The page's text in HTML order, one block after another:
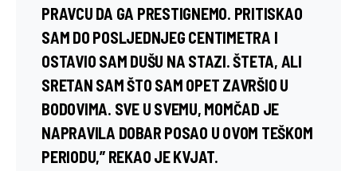
PRAVCU DA GA PRESTIGNEMO. PRITISKAO
SAM DO POSLJEDNJEG CENTIMETRA I
OSTAVIO SAM DUŠU NA STAZI. ŠTETA, ALI
SRETAN SAM ŠTO SAM OPET ZAVRŠIO U
BODOVIMA. SVE U SVEMU, MOMČAD JE
NAPRAVILA DOBAR POSAO U OVOM TEŠKOM
PERIODU,” REKAO JE KVJAT.